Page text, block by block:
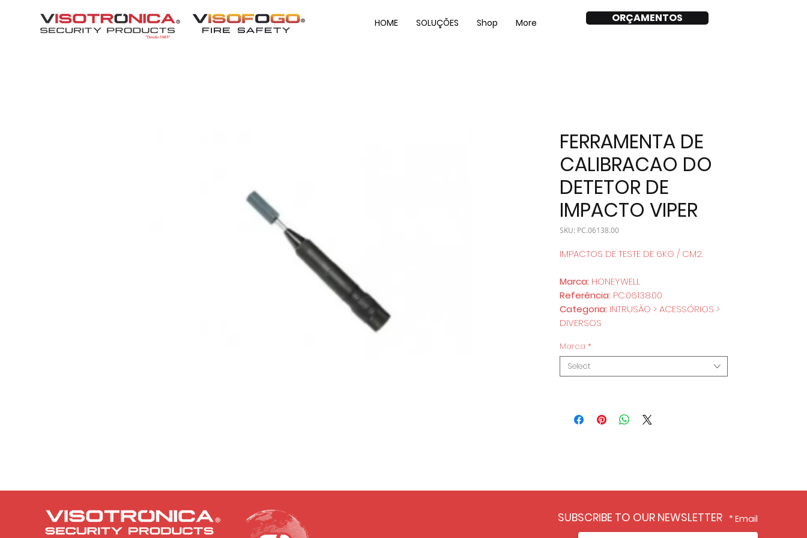
HOME SOLUÇÕES Shop More ORÇAMENTOS
FERRAMENTA DE
CALIBRACAO DO
DETETOR DE
IMPACTO VIPER
SKU: PC.06138.00
IMPACTOS DE TESTE DE 6KG / CM2.
Marca: HONEYWELL
Referência: PC.06138.00
Categoria: INTRUSÃO > ACESSÓRIOS >
DIVERSOS
Marca *
Select
SUBSCRIBE TO OUR NEWSLETTER Email